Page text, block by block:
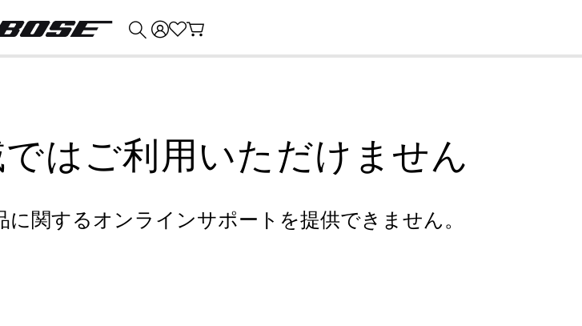
はご利用いただけません
関するオンラインサポートを提供できません。